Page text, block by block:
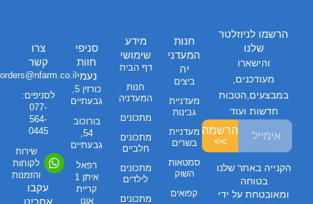
חנות
המעדני
יה
ביצים
מעדניית
גבינות
מעדניית
בשרים
סמטאות
השוק
קפואים
מידע
שימושי
דף הבית
חנות
המעדניה
מתכונים
מתכונים
חלביים
מתכונים
לילדים
מתכונים
סניפי
חוות
נעמי
כורזין 5,
גבעתיים
בורוכוב
54,
גבעתיים
רפאל
איתן 1
קריית
אונו
צרו
קשר
orders@nfarm.co.il
לסניפים:
077-
564-
0445
שירות
לקוחות
והזמנות
עקבו
הרשמו לניוזלטר
שלנו
והישארו
מעודכנים,
במבצעים,הטבות
חדשות ועוד
הרשמה
>>
הקנייה באתר שלנו
בטוחה
ומאובטחת על ידי